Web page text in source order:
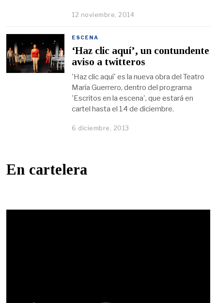
12 noviembre, 2014
ESCENA
‘Haz clic aquí’, un contundente
aviso a twitteros
'Haz clic aquí' es la nueva obra del Teatro
María Guerrero, dentro del programa
'Escritos en la escena', que estará en
cartel hasta el 14 de diciembre.
6 diciembre, 2013
En cartelera